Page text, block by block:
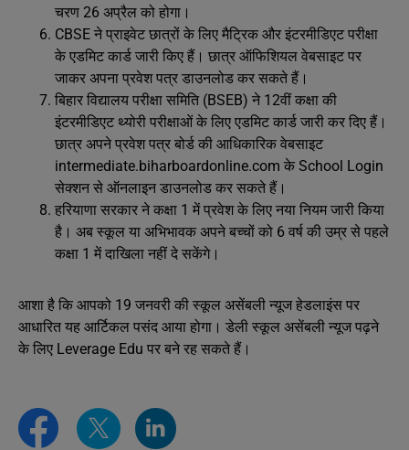
चरण 26 अप्रैल को होगा।
CBSE ने प्राइवेट छात्रों के लिए मैट्रिक और इंटरमीडिएट परीक्षा
के एडमिट कार्ड जारी किए हैं। छात्र ऑफिशियल वेबसाइट पर
जाकर अपना प्रवेश पत्र डाउनलोड कर सकते हैं।
बिहार विद्यालय परीक्षा समिति (BSEB) ने 12वीं कक्षा की
इंटरमीडिएट थ्योरी परीक्षाओं के लिए एडमिट कार्ड जारी कर दिए हैं।
छात्र अपने प्रवेश पत्र बोर्ड की आधिकारिक वेबसाइट
intermediate.biharboardonline.com के School Login
सेक्शन से ऑनलाइन डाउनलोड कर सकते हैं।
हरियाणा सरकार ने कक्षा 1 में प्रवेश के लिए नया नियम जारी किया
है। अब स्कूल या अभिभावक अपने बच्चों को 6 वर्ष की उम्र से पहले
कक्षा 1 में दाखिला नहीं दे सकेंगे।
आशा है कि आपको 19 जनवरी की स्कूल असेंबली न्यूज हेडलाइंस पर
आधारित यह आर्टिकल पसंद आया होगा। डेली स्कूल असेंबली न्यूज पढ़ने
के लिए Leverage Edu पर बने रह सकते हैं।